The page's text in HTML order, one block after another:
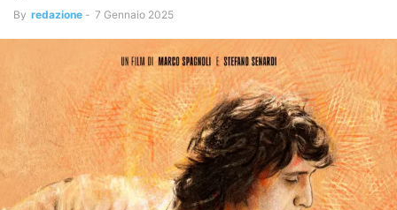
By redazione - 7 Gennaio 2025